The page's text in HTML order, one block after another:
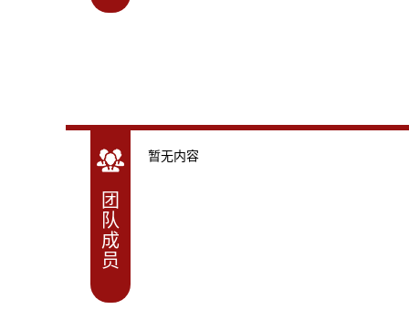
团
队
成
员
暂无内容